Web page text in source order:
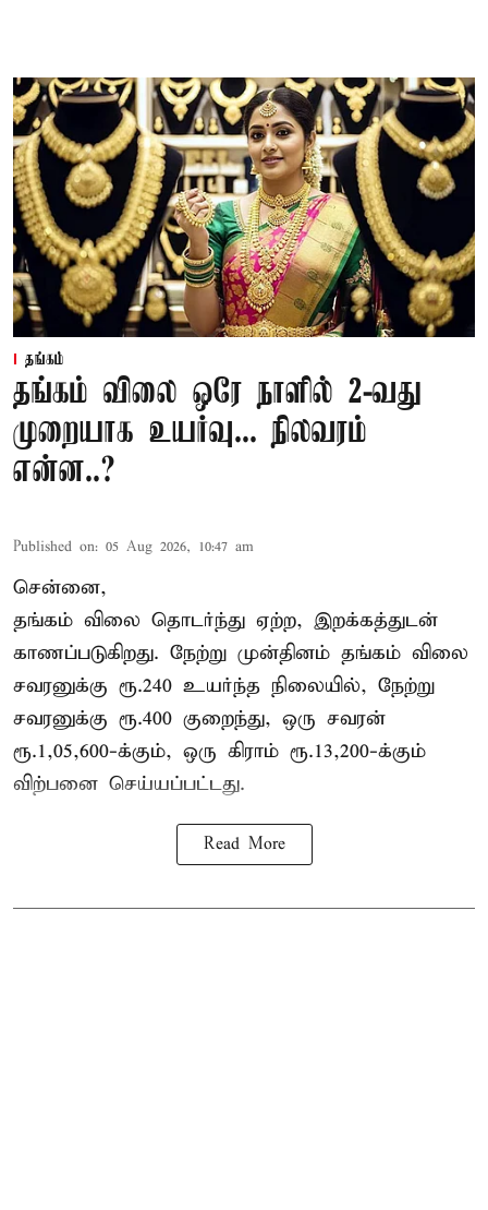
தங்கம்
தங்கம் விலை ஒரே நாளில் 2-வது
முறையாக உயர்வு... நிலவரம்
என்ன..?
Published on: 05 Aug 2026, 10:47 am
சென்னை,
தங்கம் விலை தொடர்ந்து ஏற்ற, இறக்கத்துடன்
காணப்படுகிறது. நேற்று முன்தினம் தங்கம் விலை
சவரனுக்கு ரூ.240 உயர்ந்த நிலையில், நேற்று
சவரனுக்கு ரூ.400 குறைந்து, ஒரு சவரன்
ரூ.1,05,600-க்கும், ஒரு கிராம் ரூ.13,200-க்கும்
விற்பனை செய்யப்பட்டது.
Read More